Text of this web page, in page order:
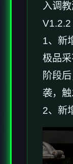
入调
1、新
极品
阶段
袭，
2、新